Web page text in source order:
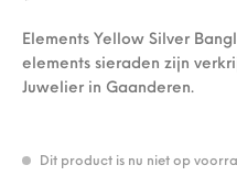
Elements Yellow Silver
elements sieraden zijn
Juwelier in Gaanderen.
Dit product is nu niet op